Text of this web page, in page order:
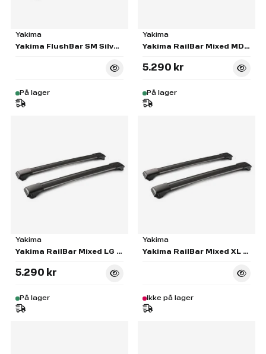
Yakima
Yakima FlushBar SM Silver Pair - S5
På lager
Yakima
Yakima RailBar Mixed MD & LG Black Pair - S54B
5.290 kr
På lager
Yakima
Yakima RailBar Mixed LG & XL Black Pair - S55B
5.290 kr
På lager
Yakima
Yakima RailBar Mixed XL & XXL Black Pair - S56B
Ikke på lager